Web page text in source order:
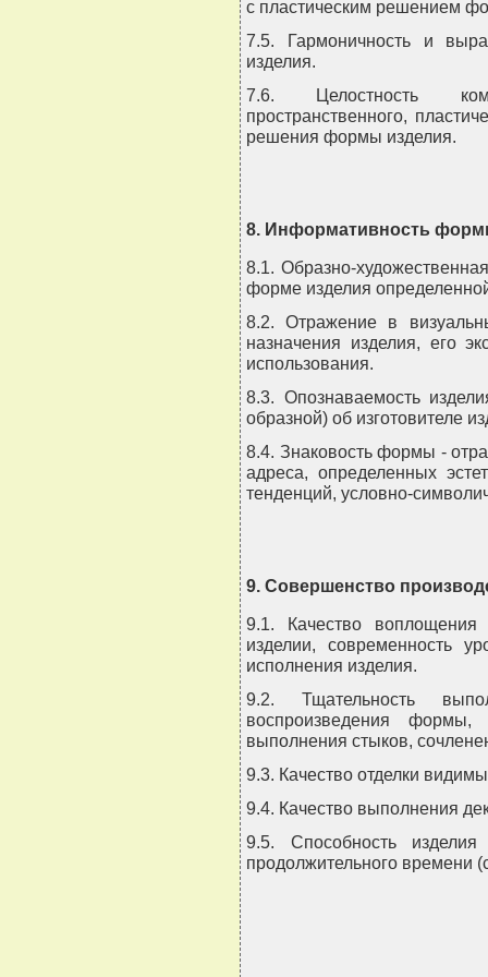
с пластическим решением
7.5. Гармоничность и
изделия.
7.6. Целостность
пространственного,
решения формы изделия.
8. Информативность
8.1. Образно-
форме изделия
8.2. Отражение в
назначения изделия, его
использования.
8.3. Опознаваемость
образной) об изготовителе
8.4. Знаковость формы -
адреса, определенных
тенденций, условно-
9. Совершенство
9.1. Качество воплощения
изделии, современность
исполнения изделия.
9.2. Тщательность
воспроизведения формы,
выполнения стыков,
9.3. Качество отделки
9.4. Качество выполнения
9.5. Способность
продолжительного времени